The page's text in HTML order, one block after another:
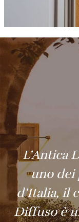
L’Antica
uno dei
d’Italia, il
Diffuso è